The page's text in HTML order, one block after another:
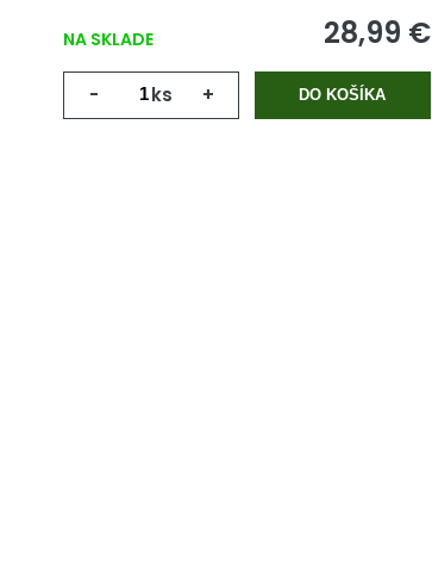
NA SKLADE 28,99 €
- ks + DO KOŠÍKA